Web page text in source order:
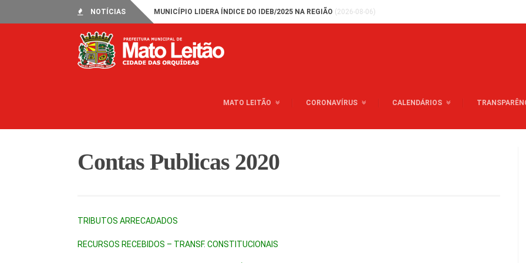
MUNICÍPIO LIDERA ÍNDICE DO IDEB/2025 NA REGIÃO (2026-08-06)
NOTÍCIAS
MATO LEITÃO CORONAVÍRUS CALENDÁRIOS
Contas Publicas 2020
TRIBUTOS ARRECADADOS
RECURSOS RECEBIDOS – TRANSF. CONSTITUCIONAIS